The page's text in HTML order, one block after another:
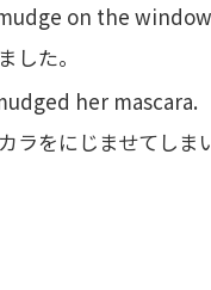
on the
した。
her mascara.
ラをにじませてしま